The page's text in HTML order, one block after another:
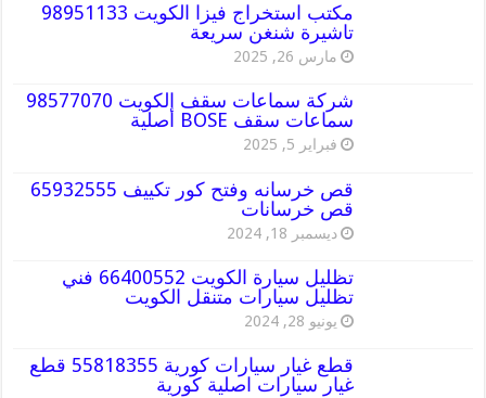
مكتب استخراج فيزا الكويت 98951133
تاشيرة شنغن سريعة
مارس 26, 2025
شركة سماعات سقف الكويت 98577070
سماعات سقف BOSE أصلية
فبراير 5, 2025
قص خرسانه وفتح كور تكييف 65932555
قص خرسانات
ديسمبر 18, 2024
تظليل سيارة الكويت 66400552 فني
تظليل سيارات متنقل الكويت
يونيو 28, 2024
قطع غيار سيارات كورية 55818355 قطع
غيار سيارات اصلية كورية